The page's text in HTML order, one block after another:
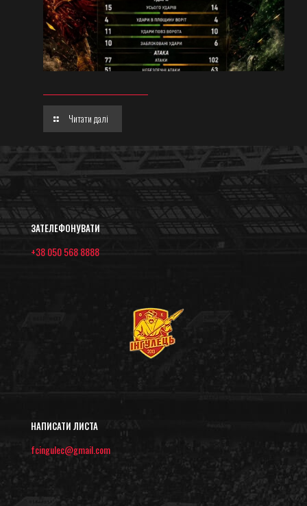
Читати далі
ЗАТЕЛЕФОНУВАТИ
+38 050 568 8888
НАПИСАТИ ЛИСТА
fcingulec@gmail.com